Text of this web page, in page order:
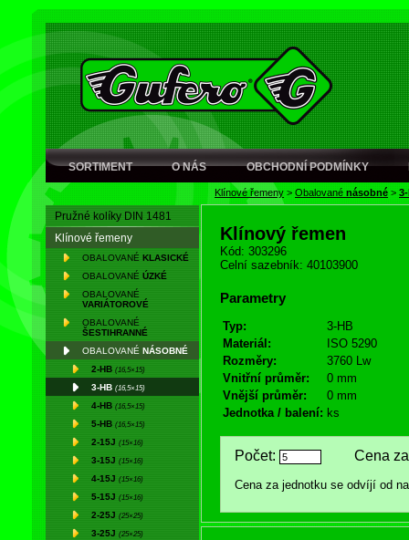
SORTIMENT O NÁS OBCHODNÍ PODMÍNKY
Klínové řemeny > Obalované násobné >
Pružné kolíky DIN 1481
Klínové řemeny
OBALOVANÉ KLASICKÉ
OBALOVANÉ ÚZKÉ
OBALOVANÉ
VARIÁTOROVÉ
OBALOVANÉ
ŠESTIHRANNÉ
OBALOVANÉ NÁSOBNÉ
2-HB (16,5×15)
3-HB (16,5×15)
4-HB (16,5×15)
5-HB (16,5×15)
2-15J (15×16)
3-15J (15×16)
4-15J (15×16)
5-15J (15×16)
2-25J (25×25)
3-25J (25×25)
Klínový řemen
Kód: 303296
Celní sazebník: 40103900
Parametry
Typ:
3-HB
Materiál:
ISO 5290
Rozměry:
3760 Lw
Vnitřní průměr:
0 mm
Vnější průměr:
0 mm
Jednotka / balení: ks
Počet: Cena za
Cena za jednotku se odvíjí od